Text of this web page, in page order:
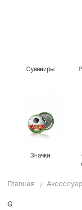
Сувениры
Значки
Главная
G